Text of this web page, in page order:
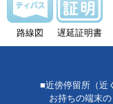
路線図 遅延証明書
■近傍停留所（近
お持ちの端末の